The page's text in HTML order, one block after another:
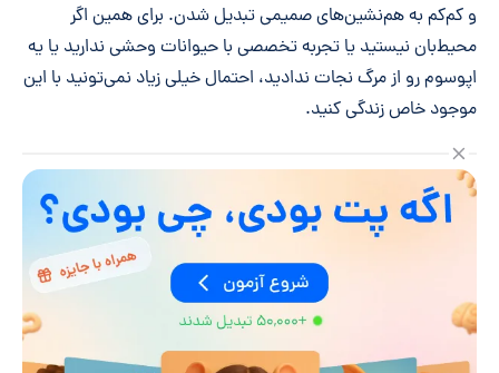
و کم‌کم به هم‌نشین‌های صمیمی تبدیل شدن. برای همین اگر
محیط‌بان نیستید یا تجربه تخصصی با حیوانات وحشی ندارید یا یه
اپوسوم رو از مرگ نجات ندادید، احتمال خیلی زیاد نمی‌تونید با این
موجود خاص زندگی کنید.